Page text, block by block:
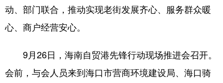
动、部门联合，推动实现老街发展齐心、服务群众暖
心、商户经营安心。
9月26日，海南自贸港先锋行动现场推进会召开。
会前，与会人员来到海口市营商环境建设局、海口骑